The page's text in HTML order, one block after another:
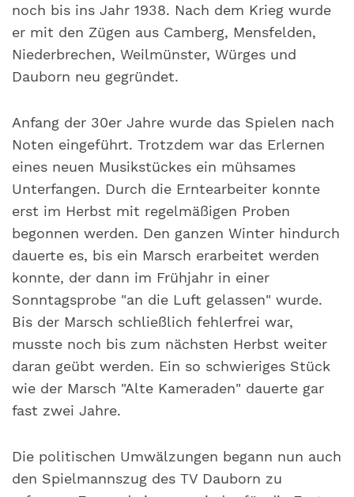
noch bis ins Jahr 1938. Nach dem Krieg wurde
er mit den Zügen aus Camberg, Mensfelden,
Niederbrechen, Weilmünster, Würges und
Dauborn neu gegründet.
Anfang der 30er Jahre wurde das Spielen nach
Noten eingeführt. Trotzdem war das Erlernen
eines neuen Musikstückes ein mühsames
Unterfangen. Durch die Erntearbeiter konnte
erst im Herbst mit regelmäßigen Proben
begonnen werden. Den ganzen Winter hindurch
dauerte es, bis ein Marsch erarbeitet werden
konnte, der dann im Frühjahr in einer
Sonntagsprobe "an die Luft gelassen" wurde.
Bis der Marsch schließlich fehlerfrei war,
musste noch bis zum nächsten Herbst weiter
daran geübt werden. Ein so schwieriges Stück
wie der Marsch "Alte Kameraden" dauerte gar
fast zwei Jahre.
Die politischen Umwälzungen begann nun auch
den Spielmannszug des TV Dauborn zu